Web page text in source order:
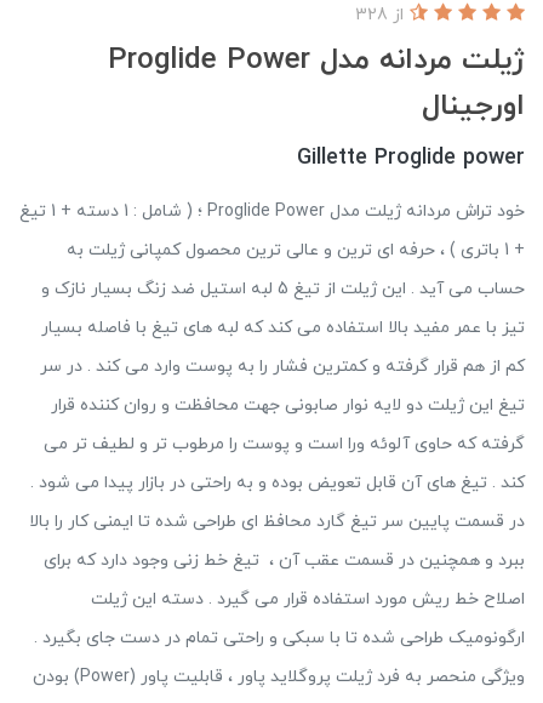
ژیلت مردانه مدل Proglide Power
اورجینال
از 328
Gillette Proglide power
خود تراش مردانه ژیلت مدل Proglide Power ؛ ( شامل : 1 دسته + 1 تیغ
+ 1 باتری ) ، حرفه ای ترین و عالی ترین محصول کمپانی ژیلت به
حساب می آید . این ژیلت از تیغ 5 لبه استیل ضد زنگ بسیار نازک و
تیز با عمر مفید بالا استفاده می کند که لبه های تیغ با فاصله بسیار
کم از هم قرار گرفته و کمترین فشار را به پوست وارد می کند . در سر
تیغ این ژیلت دو لایه نوار صابونی جهت محافظت و روان کننده قرار
گرفته که حاوی آلوئه ورا است و پوست را مرطوب تر و لطیف تر می
کند . تیغ های آن قابل تعویض بوده و به راحتی در بازار پیدا می شود .
در قسمت پایین سر تیغ گارد محافظ ای طراحی شده تا ایمنی کار را بالا
ببرد و همچنین در قسمت عقب آن ، تیغ خط زنی وجود دارد که برای
اصلاح خط ریش مورد استفاده قرار می گیرد . دسته این ژیلت
ارگونومیک طراحی شده تا با سبکی و راحتی تمام در دست جای بگیرد .
ویژگی منحصر به فرد ژیلت پروگلاید پاور ، قابلیت پاور (Power) بودن